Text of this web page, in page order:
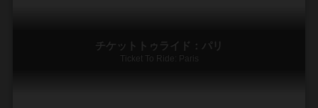
チケットトゥライド：パリ
Ticket To Ride: Paris